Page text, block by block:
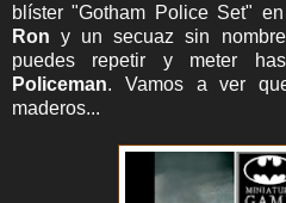
blíster "Gotham Police Set"
Ron y un secuaz sin
puedes repetir y meter
Policeman. Vamos a ver
maderos...